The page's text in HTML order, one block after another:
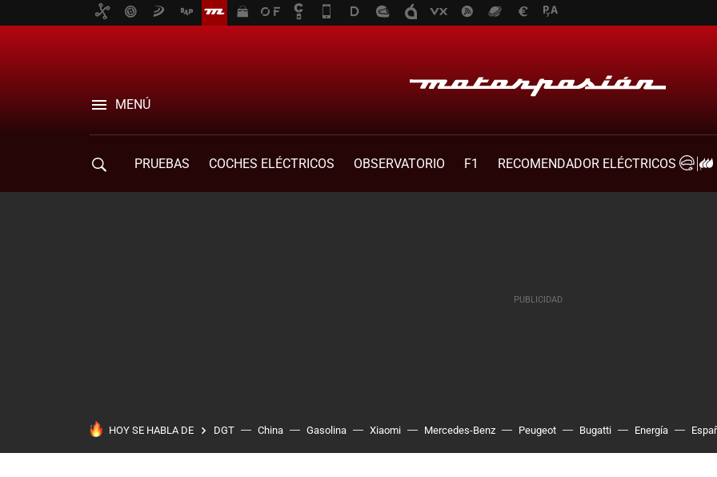
MENÚ
PRUEBAS COCHES ELÉCTRICOS OBSERVATORIO F1
RECOMENDADOR ELÉCTRICOS
HOY SE HABLA DE DGT China Gasolina Xiaomi Mercedes-Benz Peugeot Bugatti Energía